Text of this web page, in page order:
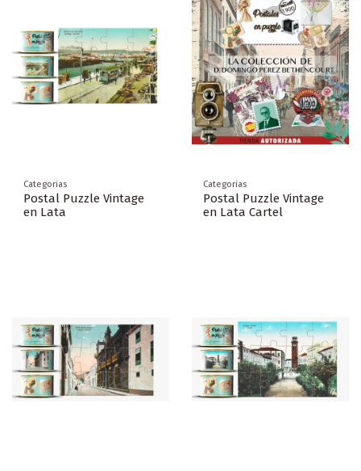
Categorias
Postal Puzzle Vintage
en Lata
Categorias
Postal Puzzle Vintage
en Lata Cartel